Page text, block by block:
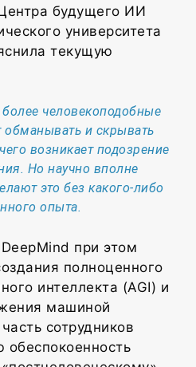
будущего ИИ
университета
текущую
человекоподобные
обманывать и скрывать
возникает подозрение
Но научно вполне
это без какого-либо
опыта.
при этом
полноценного
интеллекта (AGI) и
машиной
сотрудников